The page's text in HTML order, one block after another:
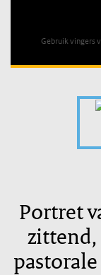
Gebruik vingers
Portret
zittend,